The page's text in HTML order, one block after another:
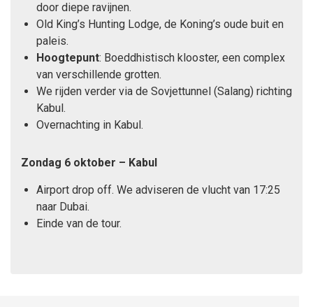
door diepe ravijnen.
Old King’s Hunting Lodge, de Koning’s oude buit en
paleis.
Hoogtepunt: Boeddhistisch klooster, een complex
van verschillende grotten.
We rijden verder via de Sovjettunnel (Salang) richting
Kabul.
Overnachting in Kabul.
Zondag 6 oktober – Kabul
Airport drop off. We adviseren de vlucht van 17:25
naar Dubai.
Einde van de tour.